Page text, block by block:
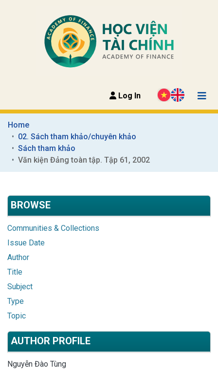
Log In
Home
02. Sách tham khảo/chuyên khảo
Sách tham khảo
Văn kiện Đảng toàn tập. Tập 61, 2002
BROWSE
Communities & Collections
Issue Date
Author
Title
Subject
Type
Topic
AUTHOR PROFILE
Nguyễn Đào Tùng